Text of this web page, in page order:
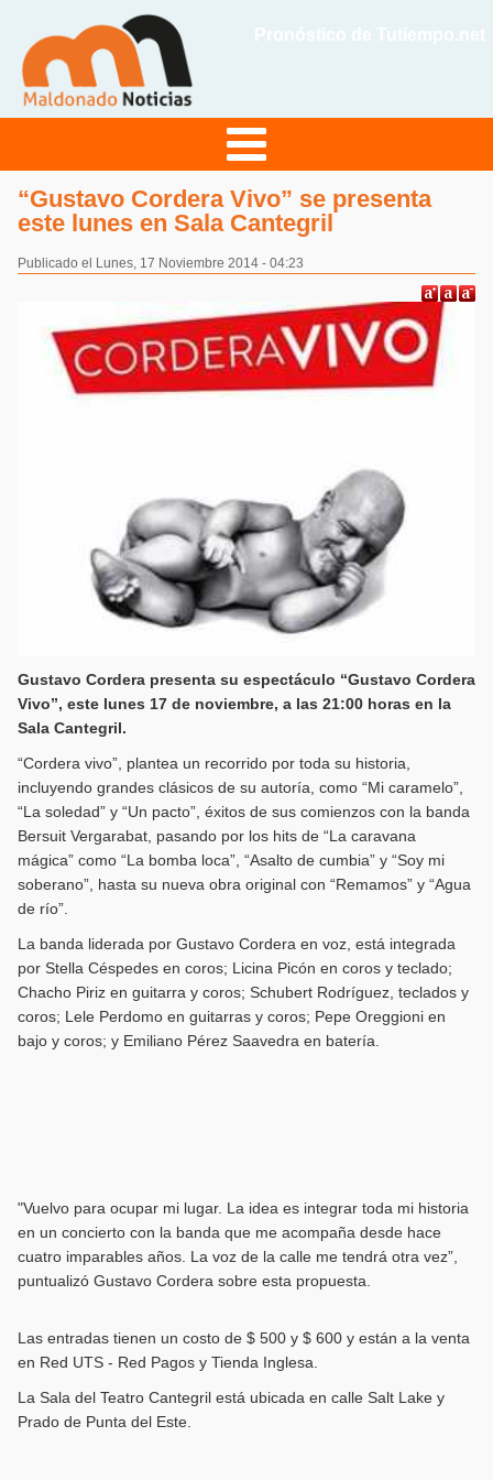
“Gustavo Cordera Vivo” se presenta
este lunes en Sala Cantegril
Publicado el Lunes, 17 Noviembre 2014 - 04:23
Gustavo Cordera presenta su espectáculo “Gustavo Cordera
Vivo”, este lunes 17 de noviembre, a las 21:00 horas en la
Sala Cantegril.
“Cordera vivo”, plantea un recorrido por toda su historia,
incluyendo grandes clásicos de su autoría, como “Mi caramelo”,
“La soledad” y “Un pacto”, éxitos de sus comienzos con la banda
Bersuit Vergarabat, pasando por los hits de “La caravana
mágica” como “La bomba loca”, “Asalto de cumbia” y “Soy mi
soberano”, hasta su nueva obra original con “Remamos” y “Agua
de río”.
La banda liderada por Gustavo Cordera en voz, está integrada
por Stella Céspedes en coros; Licina Picón en coros y teclado;
Chacho Piriz en guitarra y coros; Schubert Rodríguez, teclados y
coros; Lele Perdomo en guitarras y coros; Pepe Oreggioni en
bajo y coros; y Emiliano Pérez Saavedra en batería.
"Vuelvo para ocupar mi lugar. La idea es integrar toda mi historia
en un concierto con la banda que me acompaña desde hace
cuatro imparables años. La voz de la calle me tendrá otra vez”,
puntualizó Gustavo Cordera sobre esta propuesta.
Las entradas tienen un costo de $ 500 y $ 600 y están a la venta
en Red UTS - Red Pagos y Tienda Inglesa.
La Sala del Teatro Cantegril está ubicada en calle Salt Lake y
Prado de Punta del Este.